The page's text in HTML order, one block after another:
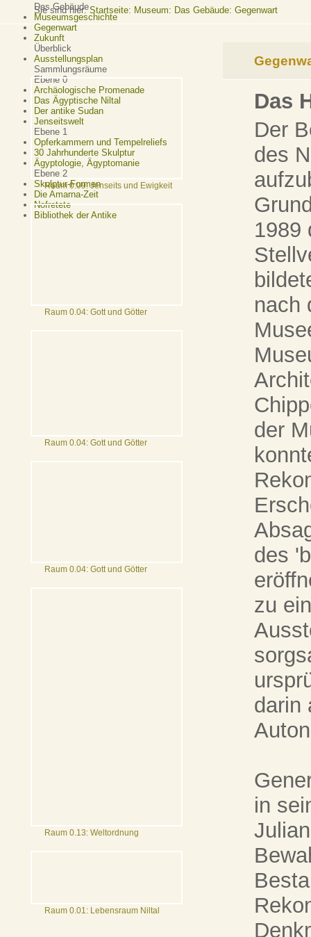
Das Gebäude
Museumsgeschichte
Gegenwart
Zukunft
Überblick
Ausstellungsplan
Sammlungsräume
Ebene 0
Archäologische Promenade
Das Ägyptische Niltal
Der antike Sudan
Jenseitswelt
Ebene 1
Opferkammern und Tempelreliefs
30 Jahrhunderte Skulptur
Ägyptologie, Ägyptomanie
Ebene 2
Skulptur-Formen
Die Amarna-Zeit
Nofretete
Bibliothek der Antike
Sie sind hier:Startseite: Museum: Das Gebäude: Gegenwart
Raum 0.09: Jenseits und Ewigkeit
Raum 0.04: Gott und Götter
Raum 0.04: Gott und Götter
Raum 0.04: Gott und Götter
Raum 0.13: Weltordnung
Raum 0.01: Lebensraum Niltal
Das
Der
des
1989
nach
der
des
zu
darin
in